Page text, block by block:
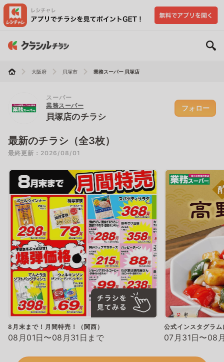
大阪府 貝塚市 業務スーパー 貝塚店
スーパー
業務スーパー
貝塚店のチラシ
フォロー
最新のチラシ（全3枚）
最終更新：2026/08/01
8月末まで！月間特売！（関西）
08月01日〜08月31日まで
公式インスタグラ
07月31日〜08